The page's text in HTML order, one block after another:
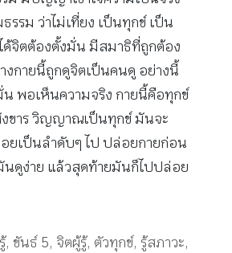
รรม ว่าไม่เที่ยง เป็นทุกข์ เป็น
ได้จิตต้องตั้งมั่น มีสมาธิที่ถูกต้อง
งกายนี้ถูกดูจิตเป็นคนดู อย่างนี้
น พอเห็นความจริง กายนี้คือทุกข์
ขาร วิญญาณเป็นทุกข์ มันจะ
ยเป็นลำดับๆ ไป ปล่อยกายก่อน
นดูง่าย แล้วสุดท้ายมันก็ไปปล่อย
, ขันธ์ 5, จิตผู้รู้, ตัวทุกข์, รู้สภาวะ,